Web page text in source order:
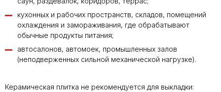
кухонных и рабочих пространств, складов, помещений
охлаждения и замораживания, где обрабатывают
обычные продукты питания;
автосалонов, автомоек, промышленных залов
(неподверженных сильной механической нагрузке).
Керамическая плитка не рекомендуется для выкладки: